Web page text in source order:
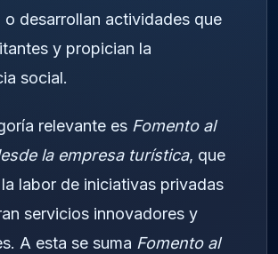
o desarrollan actividades que
y propician la
social.
relevante es Fomento al
la empresa turística, que
labor de iniciativas privadas
servicios innovadores y
A esta se suma Fomento al